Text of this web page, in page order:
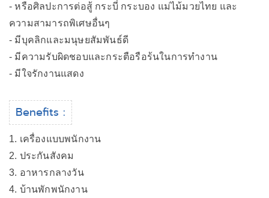
- หรือศิลปะการต่อสู้ กระบี่ กระบอง แม่ไม้มวยไทย และ
ความสามารถพิเศษอื่นๆ
- มีบุคลิกและมนุษยสัมพันธ์ดี
- มีความรับผิดชอบและกระตือรือร้นในการทำงาน
- มีใจรักงานแสดง
Benefits :
1. เครื่องแบบพนักงาน
2. ประกันสังคม
3. อาหารกลางวัน
4. บ้านพักพนักงาน